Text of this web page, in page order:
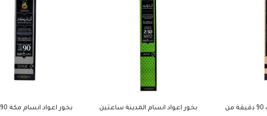
بخور اعواد ارابيسك 90 دقيقة من
بخور اعواد انسام المدينة ساعتين